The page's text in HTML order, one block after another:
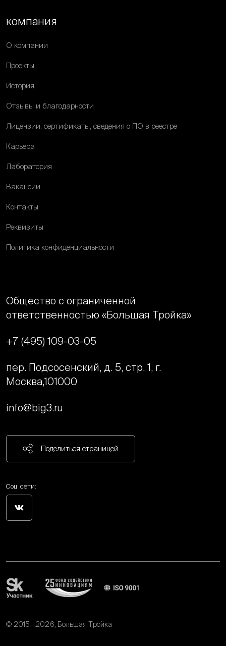
компания
О компании
Проекты
История
Отзывы и благодарности
Лицензии, сертификаты, сведения о ПО в реестре
Карьера
Лаборатория
Вакансии
Контакты
Реквизиты
Политика конфиденциальности
Общество с ограниченной
ответственностью «Большая Тройка»
+7 (495) 109-03-05
пер. Подсосенский, д. 5, стр. 1, г.
Москва,101000
info@big3.ru
Поделиться страницей
Соц. сети:
© 2015—2026, Большая Тройка